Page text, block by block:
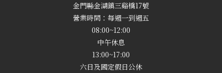
金門縣金湖鎮三谿橋17號
營業時間：每週一到週五
08:00~12:00
中午休息
13:00~17:00
六日及國定假日公休